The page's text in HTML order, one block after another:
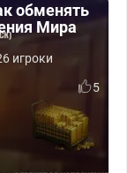
обменять
Мира
игроки
5